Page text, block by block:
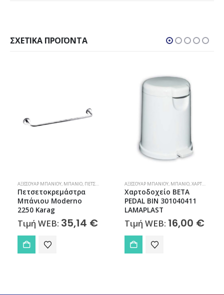
ΣΧΕΤΙΚΆ ΠΡΟΪΌΝΤΑ
ΑΞΕΣΟΥΆΡ ΜΠΆΝΙΟΥ, ΜΠΆΝΙΟ, ΠΕΤΣΕΤΟΚΡΕΜΆΣΤΡΕΣ
Πετσετοκρεμάστρα
Μπάνιου Moderno
2250 Karag
Τιμή WEB: 35,14 €
ΑΞΕΣΟΥΆΡ ΜΠΆΝΙΟΥ, ΜΠΆΝΙΟ,ΧΑΡΤΟΔΟΧΕΊΑ
Χαρτοδοχείο BETA
PEDAL BIN 301040411
LAMAPLAST
Τιμή WEB: 16,00 €